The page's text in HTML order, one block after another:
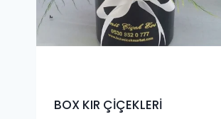
BOX KIR ÇİÇEKLERİ